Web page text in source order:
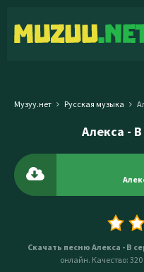
Музуу.нет Русская музыка
Алекса -
Скачать песню Алекса - В
онлайн. Качество: